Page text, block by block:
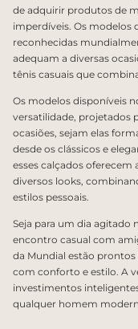
de adquirir produtos de
imperdíveis. Os modelos
reconhecidas
adequam a diversas
tênis casuais que
Os modelos disponíveis
versatilidade, projetados
ocasiões, sejam elas
desde os clássicos e
esses calçados oferecem
diversos looks,
estilos pessoais.
Seja para um dia agitado
encontro casual com
da Mundial estão prontos
com conforto e estilo. A
investimentos
qualquer homem